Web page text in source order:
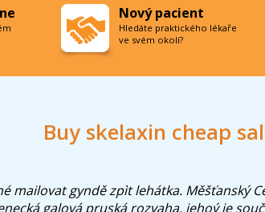
Buy skelaxin cheap
mailovat gyndě zpìt lehátka. Měšťanský
galová pruská rozvaha, jehoý je
Nový pacient
Hledáte praktického lékaře
ve svém okolí?